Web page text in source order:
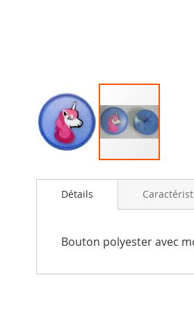
au
début
Galerie
Détails
Bouton polyester avec